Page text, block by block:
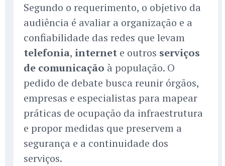
Segundo o requerimento, o objetivo da
audiência é avaliar a organização e a
confiabilidade das redes que levam
telefonia, internet e outros serviços
de comunicação à população. O
pedido de debate busca reunir órgãos,
empresas e especialistas para mapear
práticas de ocupação da infraestrutura
e propor medidas que preservem a
segurança e a continuidade dos
serviços.